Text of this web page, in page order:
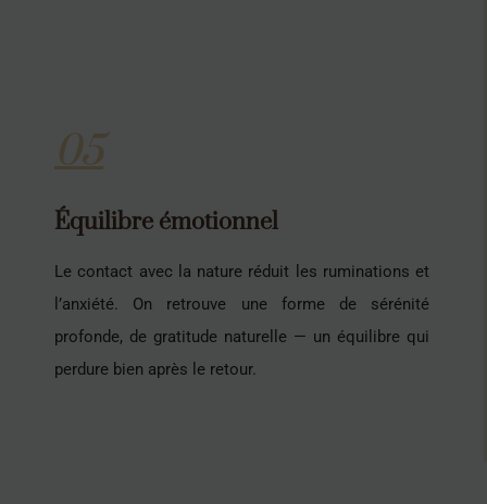
05
Équilibre émotionnel
Le contact avec la nature réduit les ruminations et
l’anxiété. On retrouve une forme de sérénité
profonde, de gratitude naturelle — un équilibre qui
perdure bien après le retour.